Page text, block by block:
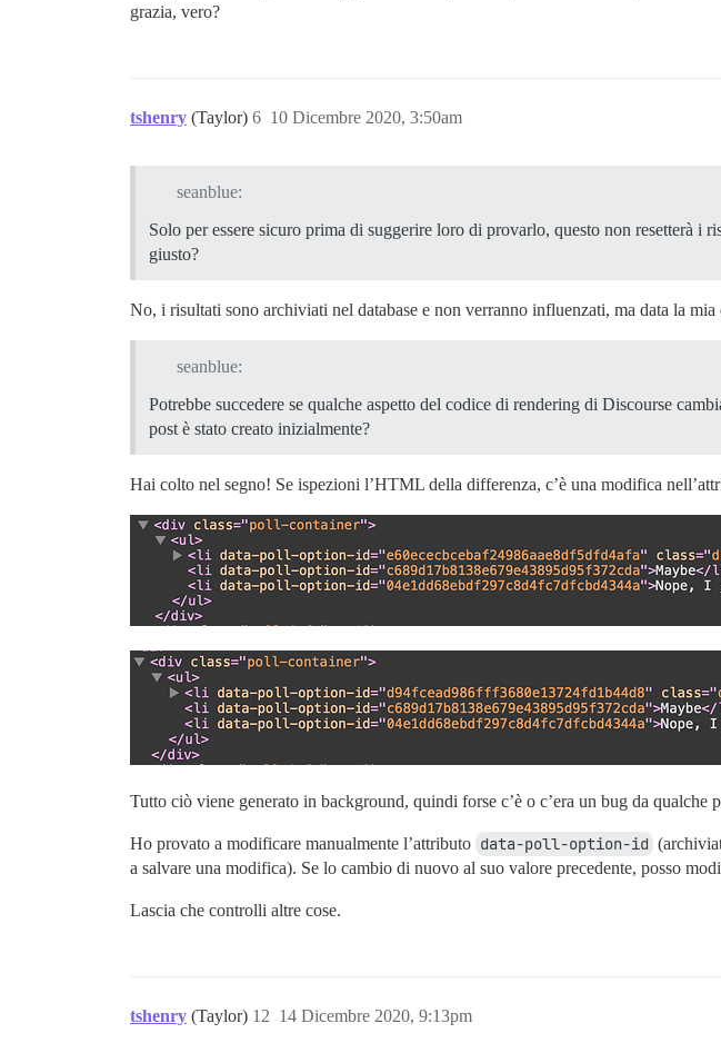
grazia, vero?
tshenry (Taylor) 10 Dicembre 2020, 3:50am
6
seanblue:
Solo per essere sicuro prima di suggerire loro di provarlo, questo non resetterà
giusto?
No, i risultati sono archiviati nel database e non verranno influenzati, ma data la
seanblue:
Potrebbe succedere se qualche aspetto del codice di rendering di Discourse
post è stato creato inizialmente?
Hai colto nel segno! Se ispezioni l’HTML della differenza, c’è una modifica
Tutto ciò viene generato in background, quindi forse c’è o c’era un bug da qualche
Ho provato a modificare manualmente l’attributo data-poll-option-id
a salvare una modifica). Se lo cambio di nuovo al suo valore precedente, posso
Lascia che controlli altre cose.
tshenry (Taylor) 14 Dicembre 2020, 9:13pm
12